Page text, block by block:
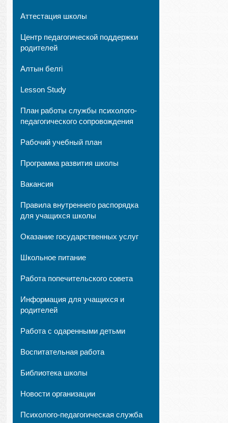
Аттестация школы
Центр педагогической поддержки
родителей
Алтын белгі
Lesson Study
План работы службы психолого-
педагогического сопровождения
Рабочий учебный план
Программа развития школы
Вакансия
Правила внутреннего распорядка
для учащихся школы
Оказание государственных услуг
Школьное питание
Работа попечительского совета
Информация для учащихся и
родителей
Работа с одаренными детьми
Воспитательная работа
Библиотека школы
Новости организации
Психолого-педагогическая служба